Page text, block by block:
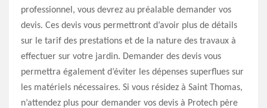
professionnel, vous devrez au préalable demander vos
devis. Ces devis vous permettront d’avoir plus de détails
sur le tarif des prestations et de la nature des travaux à
effectuer sur votre jardin. Demander des devis vous
permettra également d’éviter les dépenses superflues sur
les matériels nécessaires. Si vous résidez à Saint Thomas,
n’attendez plus pour demander vos devis à Protech père